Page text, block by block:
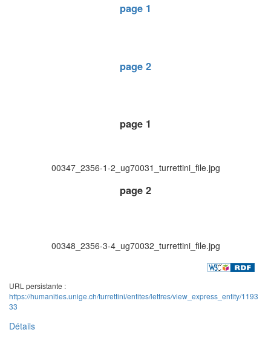
page 1
page 2
page 1
00347_2356-1-2_ug70031_turrettini_file.jpg
page 2
00348_2356-3-4_ug70032_turrettini_file.jpg
URL persistante :
https://humanities.unige.ch/turrettini/entites/lettres/view_express_entity/1193
33
Détails